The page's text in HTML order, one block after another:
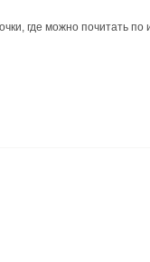
где можно почитать